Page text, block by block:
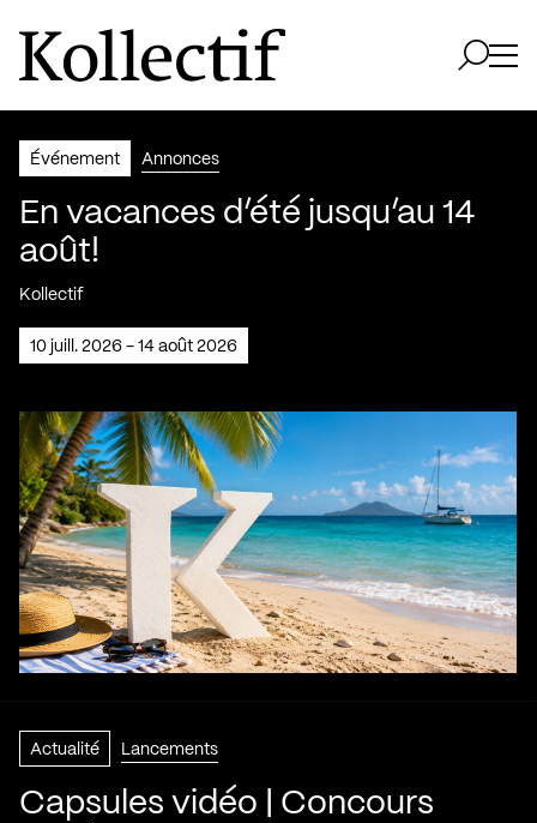
Aller à la page d'accueil
Logo Kollectif
Événement Annonces
En vacances d’été jusqu’au 14
août!
Kollectif
10 juill. 2026 - 14 août 2026
Actualité Lancements
Capsules vidéo | Concours